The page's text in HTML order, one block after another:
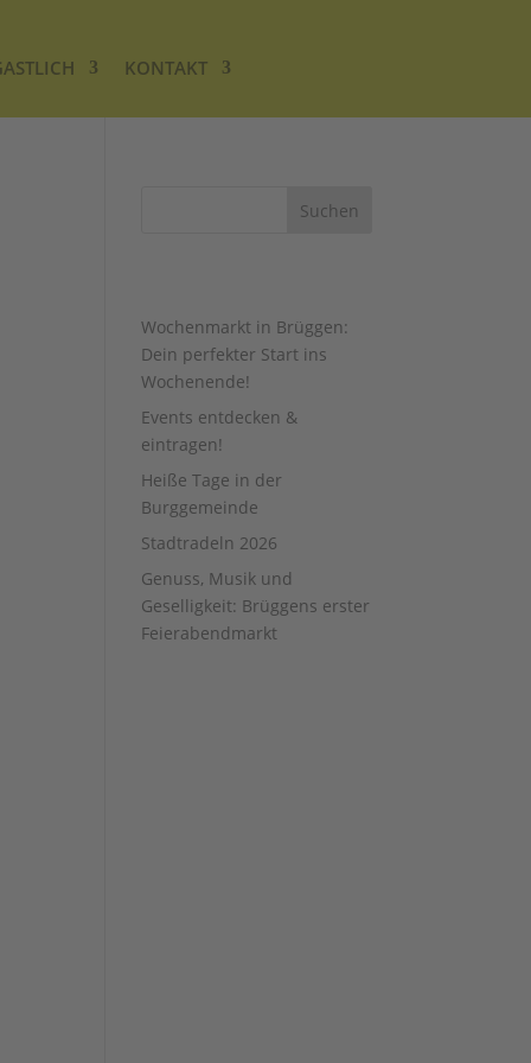
KONTAKT
Wochenmarkt in Brüggen:
Dein perfekter Start ins
Wochenende!
Events entdecken &
eintragen!
Heiße Tage in der
Burggemeinde
Stadtradeln 2026
Genuss, Musik und
Geselligkeit: Brüggens erster
Feierabendmarkt